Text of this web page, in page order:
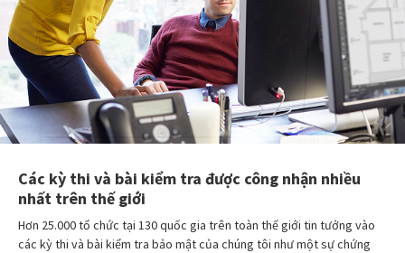
Các kỳ thi và bài kiểm tra được công nhận nhiều
nhất trên thế giới
Hơn 25.000 tổ chức tại 130 quốc gia trên toàn thế giới tin tưởng vào
các kỳ thi và bài kiểm tra bảo mật của chúng tôi như một sự chứng